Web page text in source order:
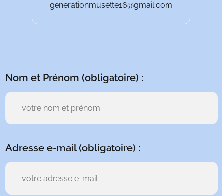
generationmusette16@gmail.com
Nom et Prénom (obligatoire) :
Adresse e-mail (obligatoire) :